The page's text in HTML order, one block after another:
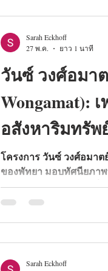
วันซ์ วงศ์อมา
Wongamat):
อสังหาริมทรั
โครงการ วันซ์ วงศ์อมา
ของพัทยา มอบทัศนียภาพ
นาทีถึงชายหาด พร้อมสิ่
เช่น ออนเซ็นและโรงภา
Sarah Eckhoff
27 พ.ค.
ยาว 1 นาที
Sarah Eckhoff